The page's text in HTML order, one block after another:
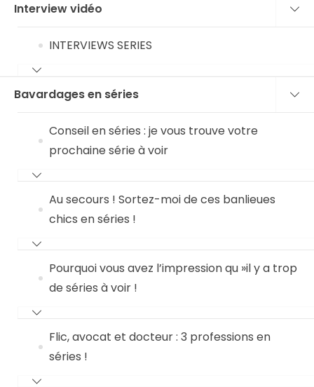
Interview vidéo
INTERVIEWS SERIES
Bavardages en séries
Conseil en séries : je vous trouve votre
prochaine série à voir
Au secours ! Sortez-moi de ces banlieues
chics en séries !
Pourquoi vous avez l’impression qu »il y a trop
de séries à voir !
Flic, avocat et docteur : 3 professions en
séries !